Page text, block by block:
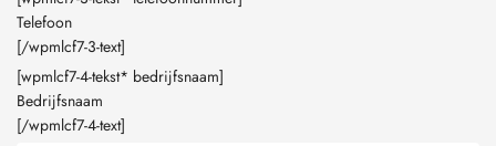
Telefoon
[/wpmlcf7-3-text]
[wpmlcf7-4-tekst* bedrijfsnaam]
Bedrijfsnaam
[/wpmlcf7-4-text]